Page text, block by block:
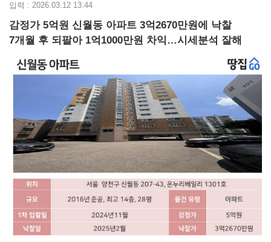
입력 : 2026.03.12 13:44
감정가 5억원 신월동 아파트 3억2670만원에 낙찰
7개월 후 되팔아 1억1000만원 차익…시세분석 잘해